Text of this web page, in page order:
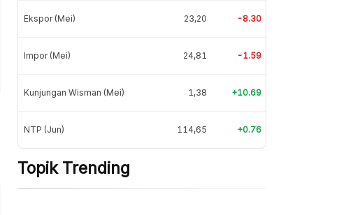
Ekspor (Mei) 23,20 -8.30
Impor (Mei) 24,81 -1.59
Kunjungan Wisman (Mei) 1,38 +10.69
NTP (Jun) 114,65 +0.76
Topik Trending